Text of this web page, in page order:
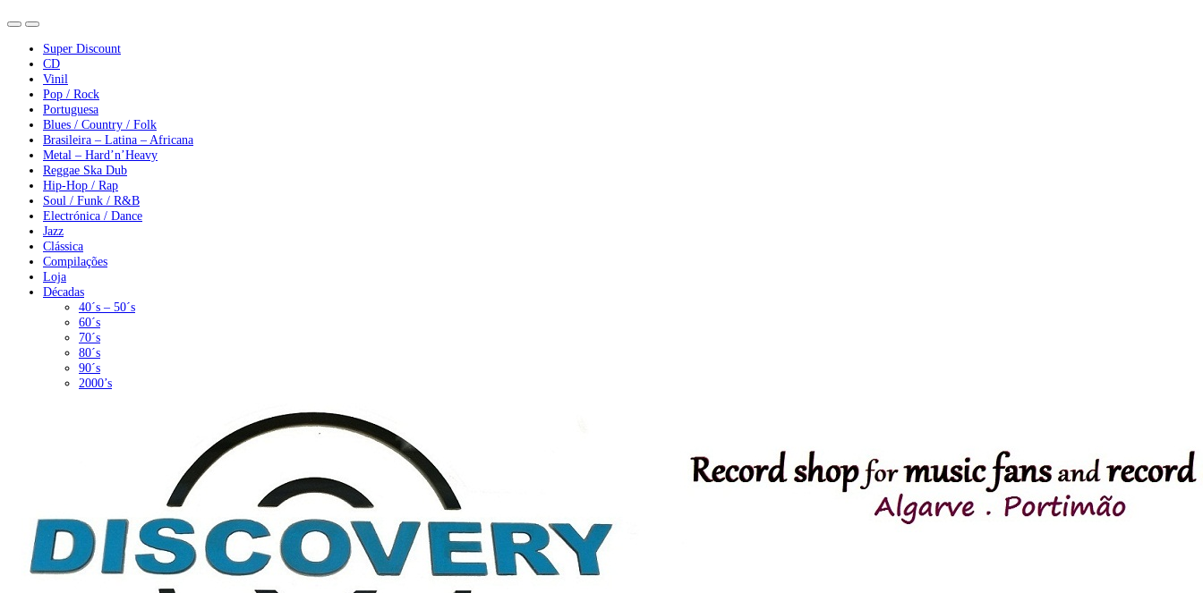
Super Discount
CD
Vinil
Pop / Rock
Portuguesa
Blues / Country / Folk
Brasileira – Latina – Africana
Metal – Hard’n’Heavy
Reggae Ska Dub
Hip-Hop / Rap
Soul / Funk / R&B
Electrónica / Dance
Jazz
Clássica
Compilações
Loja
Décadas
40´s – 50´s
60´s
70´s
80´s
90´s
2000’s